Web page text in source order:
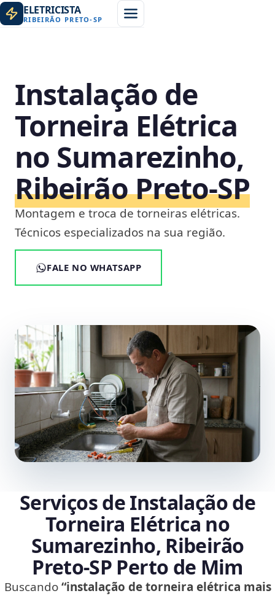
ELETRICISTA
RIBEIRÃO PRETO-SP
Instalação de
Torneira Elétrica
no Sumarezinho,
Ribeirão Preto‑SP
Montagem e troca de torneiras elétricas.
Técnicos especializados na sua região.
FALE NO WHATSAPP
Serviços de Instalação de
Torneira Elétrica no
Sumarezinho, Ribeirão
Preto‑SP Perto de Mim
Buscando“instalação de torneira elétrica mais